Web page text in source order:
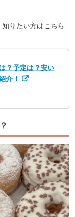
知りたい方はこちら
？予定は？安い
介！